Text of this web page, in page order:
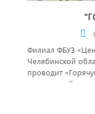
Филиал ФБУЗ
Челябинской
проводит
прав